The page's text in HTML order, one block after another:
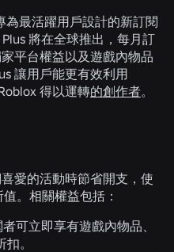
為最活躍用戶設計的新訂閱
將在全球推出，每月訂
平台權益以及遊戲內物品
讓用戶能更有效利用
得以運轉的創作者。
愛的活動時節省開支，使
。相關權益包括：
可立即享有遊戲內物品、
。